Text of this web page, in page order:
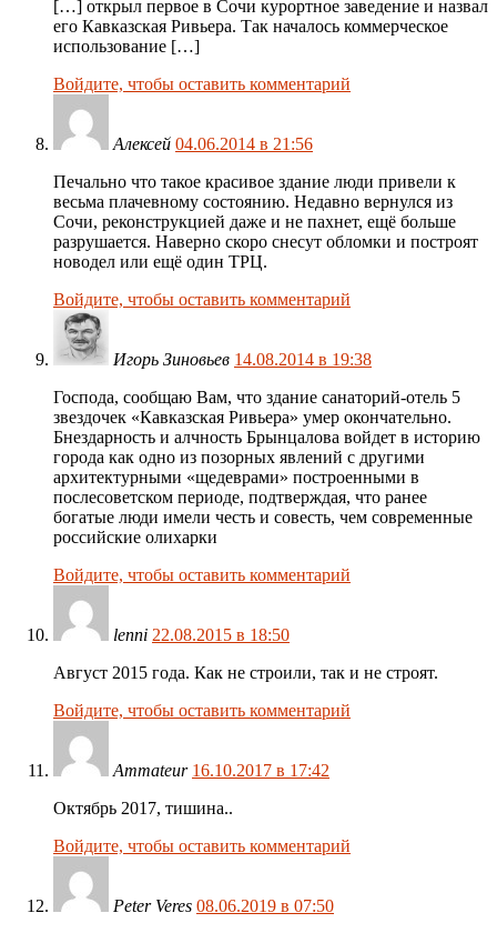
[…] открыл первое в Сочи курортное заведение и назвал
его Кавказская Ривьера. Так началось коммерческое
использование […]
Войдите, чтобы оставить комментарий
Алексей 04.06.2014 в 21:56
Печально что такое красивое здание люди привели к
весьма плачевному состоянию. Недавно вернулся из
Сочи, реконструкцией даже и не пахнет, ещё больше
разрушается. Наверно скоро снесут обломки и построят
новодел или ещё один ТРЦ.
Войдите, чтобы оставить комментарий
Игорь Зиновьев 14.08.2014 в 19:38
Господа, сообщаю Вам, что здание санаторий-отель 5
звездочек «Кавказская Ривьера» умер окончательно.
Бнездарность и алчность Брынцалова войдет в историю
города как одно из позорных явлений с другими
архитектурными «щедеврами» построенными в
послесоветском периоде, подтверждая, что ранее
богатые люди имели честь и совесть, чем современные
российские олихарки
Войдите, чтобы оставить комментарий
lenni 22.08.2015 в 18:50
Август 2015 года. Как не строили, так и не строят.
Войдите, чтобы оставить комментарий
Ammateur 16.10.2017 в 17:42
Октябрь 2017, тишина..
Войдите, чтобы оставить комментарий
Peter Veres 08.06.2019 в 07:50